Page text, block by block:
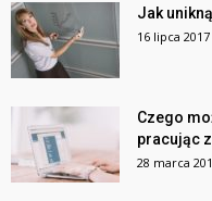
Jak
16 lipca 2017
Czego
pracując
28 marca